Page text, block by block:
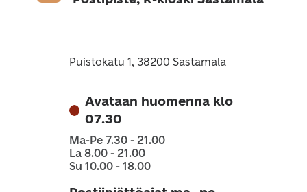
Puistokatu 1, 38200 Sastamala
Avataan huomenna klo
07.30
Ma-Pe 7.30 - 21.00
La 8.00 - 21.00
Su 10.00 - 18.00